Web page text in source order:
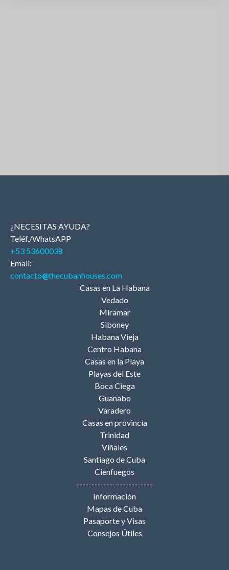
¿NECESITAS AYUDA?
Teléf./WhatsAPP
+53 53600038
Email:
contacto@thecubanhouses.com
Casas en La Habana
Vedado
Miramar
Siboney
Habana Vieja
Centro Habana
Casas en la Playa
Playas del Este
Boca Ciega
Guanabo
Varadero
Casas en provincia
Trinidad
Viñales
Santiago de Cuba
Cienfuegos
-------------------------
Información
Mapas de Cuba
Pasaporte y Visas
Consejos Útiles